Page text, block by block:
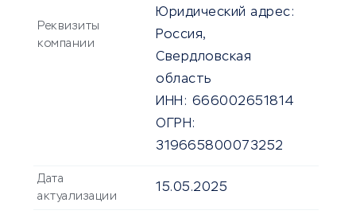
Реквизиты
компании
Юридический адрес:
Россия,
Свердловская
область
ИНН: 666002651814
ОГРН:
319665800073252
Дата
актуализации
15.05.2025